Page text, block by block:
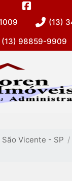
(13)
(13) 98859-9909
São Vicente - SP